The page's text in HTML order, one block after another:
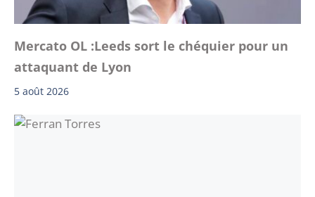
Mercato OL :Leeds sort le chéquier pour un
attaquant de Lyon
5 août 2026